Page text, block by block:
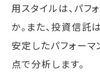
用スタイルは、パフ
か。また、投資信
安定したパフォー
点で分析します。